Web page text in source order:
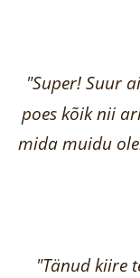
"Super! Suur
poes kõik nii
mida muidu
"Tänud kiire